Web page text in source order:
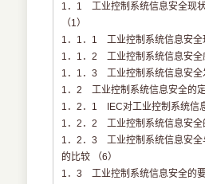
1．1 工业控制系统信息安全现
（1）
1．1．1 工业控制系统信息安全
1．1．2 工业控制系统信息安全
1．1．3 工业控制系统信息安全
1．2 工业控制系统信息安全的定
1．2．1 IEC对工业控制系统信
1．2．2 工业控制系统信息安全
1．2．3 工业控制系统信息安全
的比较 （6）
1．3 工业控制系统信息安全的要